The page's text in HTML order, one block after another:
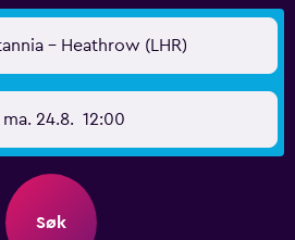
- Heathrow (LHR)
ma. 24.8. 12:00
Søk